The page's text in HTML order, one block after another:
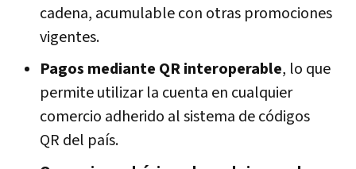
cadena, acumulable con otras promociones
vigentes.
Pagos mediante QR interoperable, lo que
permite utilizar la cuenta en cualquier
comercio adherido al sistema de códigos
QR del país.